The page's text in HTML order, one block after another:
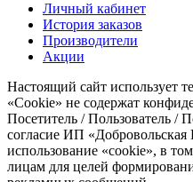
Личный кабинет
История заказов
Производители
Акции
Настоящий сайт использует
«Cookie» не содержат
Посетитель / Пользователь /
согласие ИП
использование «cookie», в
лицам для целей